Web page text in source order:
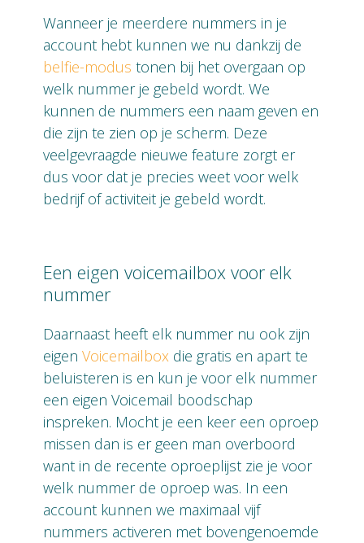
Wanneer je meerdere nummers in je
account hebt kunnen we nu dankzij de
belfie-modus tonen bij het overgaan op
welk nummer je gebeld wordt. We
kunnen de nummers een naam geven en
die zijn te zien op je scherm. Deze
veelgevraagde nieuwe feature zorgt er
dus voor dat je precies weet voor welk
bedrijf of activiteit je gebeld wordt.
Een eigen voicemailbox voor elk
nummer
Daarnaast heeft elk nummer nu ook zijn
eigen Voicemailboxdie gratis en apart te
beluisteren is en kun je voor elk nummer
een eigen Voicemail boodschap
inspreken. Mocht je een keer een oproep
missen dan is er geen man overboord
want in de recente oproeplijst zie je voor
welk nummer de oproep was. In een
account kunnen we maximaal vijf
nummers activeren met bovengenoemde